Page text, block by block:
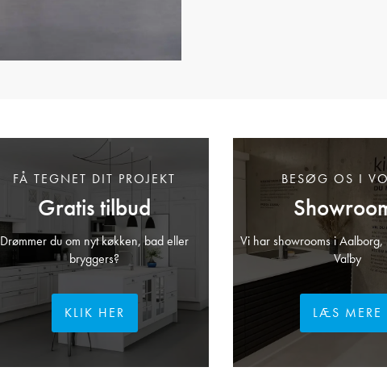
Gratis tilbud
FÅ TEGNET DIT PROJEKT
Drømmer du om nyt køkken, bad eller
bryggers?
KLIK HER
BESØG OS I
Vi har showrooms i
Valby
LÆS MERE